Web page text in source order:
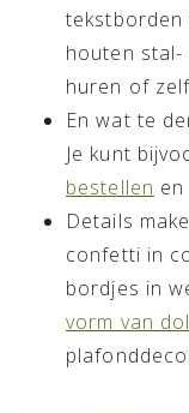
tekstborden
houten
huren of
En wat te
Je kunt
bestellen
Details
confetti in
bordjes in
vorm van